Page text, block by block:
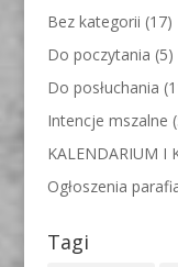
Bez kategorii (17)
Do poczytania (5)
Do posłuchania
Intencje mszalne
KALENDARIUM I
Ogłoszenia
Tagi